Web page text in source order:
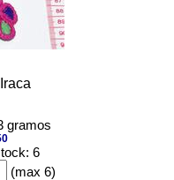
gramos
6
(max 6)